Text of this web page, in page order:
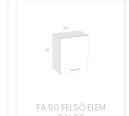
FA 50 FELSŐ ELEM